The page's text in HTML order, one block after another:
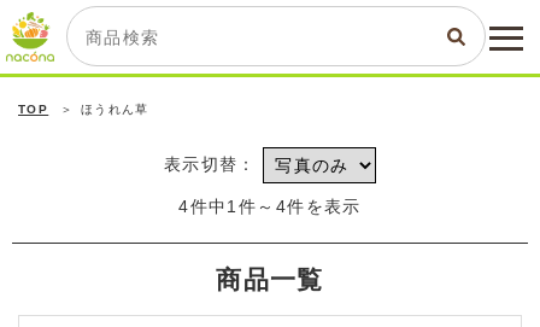
TOP ほうれん草
表示切替：
4件中1件～4件を表示
商品一覧